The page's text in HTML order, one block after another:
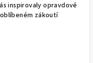
inspirovaly opravdové
zákoutí